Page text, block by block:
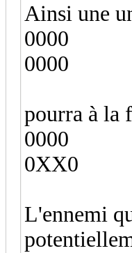
Ainsi une
0000
0000
pourra à la
0000
0XX0
L'ennemi